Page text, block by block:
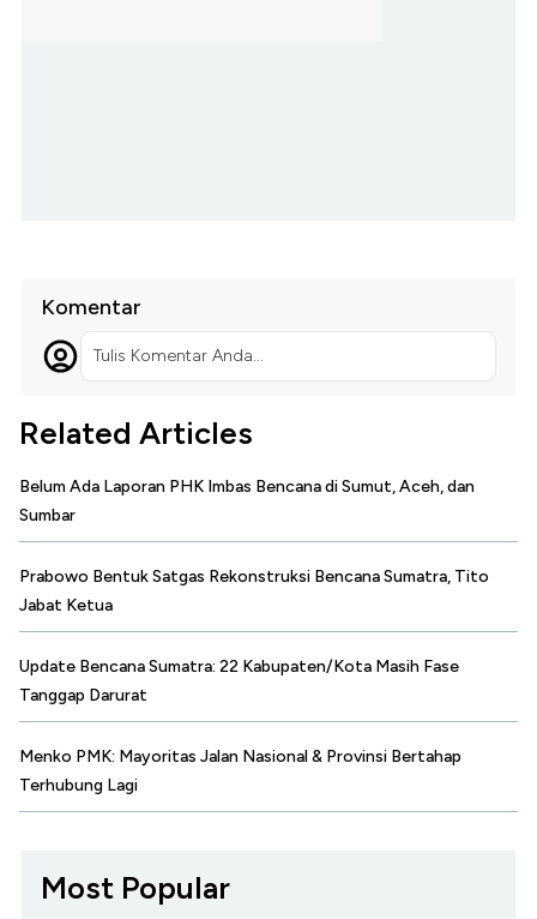
Komentar
Tulis Komentar Anda...
Related Articles
Belum Ada Laporan PHK Imbas Bencana di Sumut, Aceh, dan
Sumbar
Prabowo Bentuk Satgas Rekonstruksi Bencana Sumatra, Tito
Jabat Ketua
Update Bencana Sumatra: 22 Kabupaten/Kota Masih Fase
Tanggap Darurat
Menko PMK: Mayoritas Jalan Nasional & Provinsi Bertahap
Terhubung Lagi
Most Popular